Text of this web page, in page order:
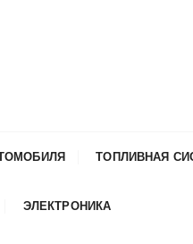
ТОПЛИВНАЯ
ЭЛЕКТРОНИКА